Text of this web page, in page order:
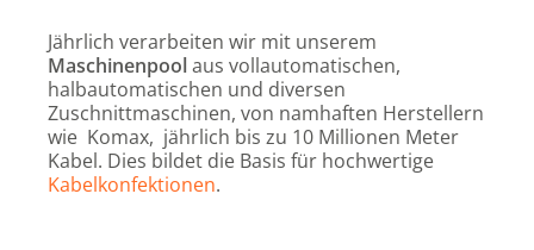
Jährlich verarbeiten wir mit unserem
Maschinenpoolaus vollautomatischen,
halbautomatischen und diversen
Zuschnittmaschinen, von namhaften Herstellern
wie Komax, jährlich bis zu 10 Millionen Meter
Kabel. Dies bildet die Basis für hochwertige
Kabelkonfektionen.